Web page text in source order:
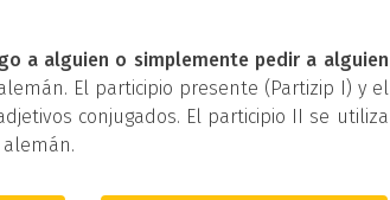
a alguien o simplemente pedir a alguien
El participio presente (Partizip I) y el
conjugados. El participio II se utiliza
alemán.